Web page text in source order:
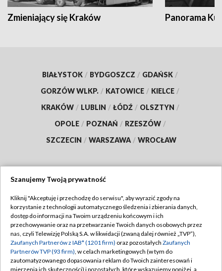
Zmieniający się Kraków Panorama
BIAŁYSTOK / BYDGOSZCZ / GDAŃSK /
GORZÓW WLKP. / KATOWICE / KIELCE /
KRAKÓW / LUBLIN / ŁÓDŹ / OLSZTYN /
OPOLE / POZNAŃ / RZESZÓW /
SZCZECIN / WARSZAWA / WROCŁAW
TVP
Abonament TVP
Emisja w TVP
Centrum informacji TVP
Regulamin TVP
Polityka prywatności
Moje zgody
Szanujemy Twoją prywatność
Kliknij "Akceptuję i przechodzę do serwisu", aby wyrazić zgody na
korzystanie z technologii automatycznego śledzenia i zbierania danych,
dostęp do informacji na Twoim urządzeniu końcowym i ich
przechowywanie oraz na przetwarzanie Twoich danych osobowych przez
nas, czyli Telewizję Polską S.A. w likwidacji (zwaną dalej również „TVP”),
Zaufanych Partnerów z IAB* (1201 firm) oraz pozostałych Zaufanych
Partnerów TVP (93 firm), w celach marketingowych (w tym do
zautomatyzowanego dopasowania reklam do Twoich zainteresowań i
mierzenia ich skuteczności) i pozostałych, które wskazujemy poniżej, a